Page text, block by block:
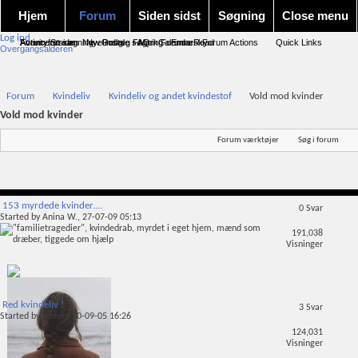
Hjem Forum
Forum forside New Posts FAQ Calendar Forum Actions Quick Links
Siden sidst
Activity Stream Nye indlæg Mark Forums Read
Søgning
Avanceret søgning Google søgning Emnesky
Close menu
Log ind
Overgangsalderen
Forum Kvindeliv Kvindeliv og andet kvindestof Vold mod kvinder
Vold mod kvinder
Forum værktøjer Søg i forum
153 myrdede kvinder....
Started byAnina W., 27-07-09 05:13
0 Svar
191,038
Visninger
Red kvindeliv !
Started by admin , 10-09-05 16:26
3 Svar
124,031
Visninger